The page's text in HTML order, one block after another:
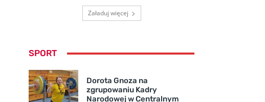
Załaduj więcej
SPORT
Dorota Gnoza na
zgrupowaniu Kadry
Narodowej w Centralnym